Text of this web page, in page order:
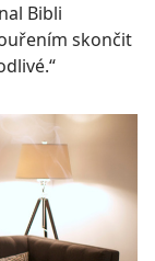
Bibli
skončit